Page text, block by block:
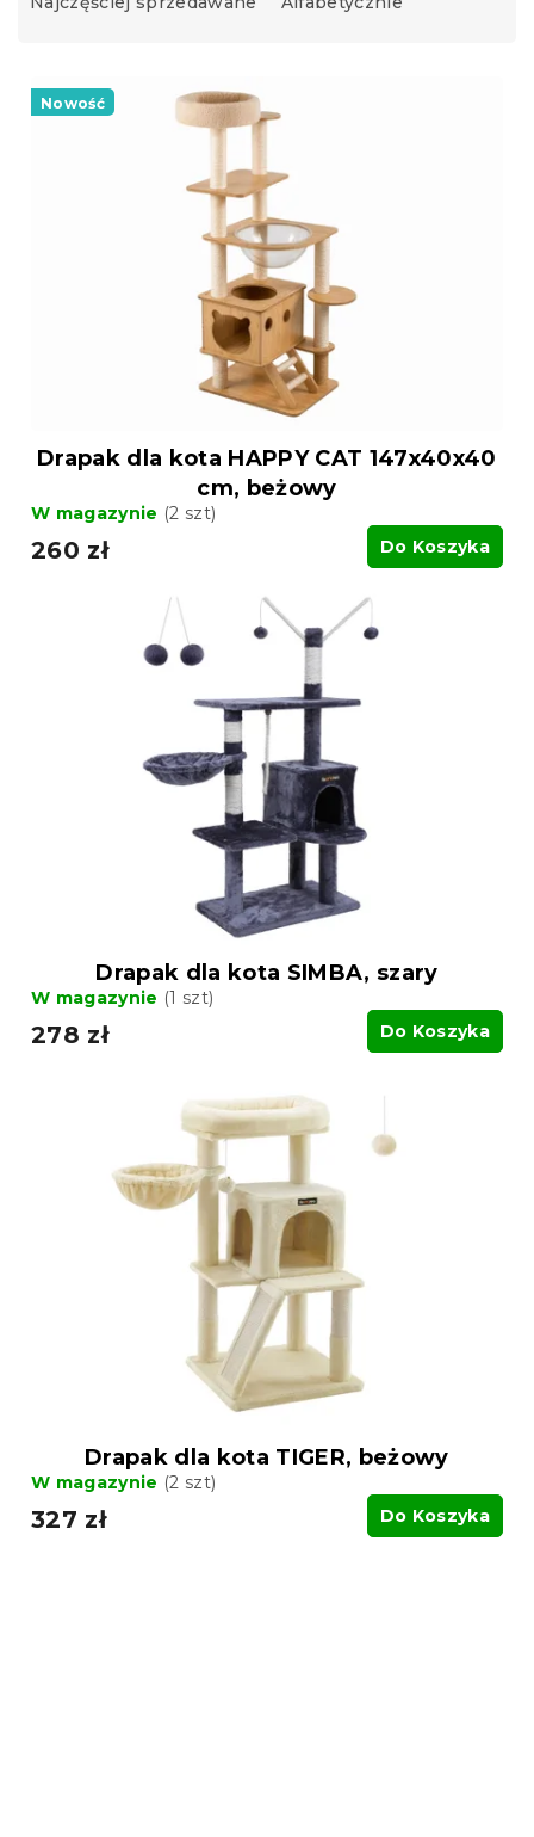
n Nowość
Drapak dla kota HAPPY CAT 147x40x40
cm, beżowy
W magazynie (2 szt)
260 zł Do Koszyka
Drapak dla kota SIMBA, szary
W magazynie (1 szt)
278 zł Do Koszyka
Drapak dla kota TIGER, beżowy
W magazynie (2 szt)
327 zł Do Koszyka